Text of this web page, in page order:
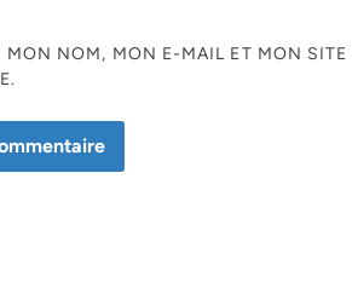
MON NOM, MON E-MAIL ET MON